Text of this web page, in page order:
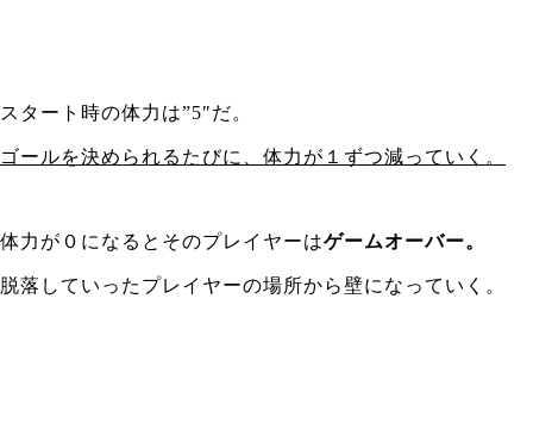
スタート時の体力は”5″だ。
ゴールを決められるたびに、体力が１ずつ減っていく。
体力が０になるとそのプレイヤーはゲームオーバー。
脱落していったプレイヤーの場所から壁になっていく。